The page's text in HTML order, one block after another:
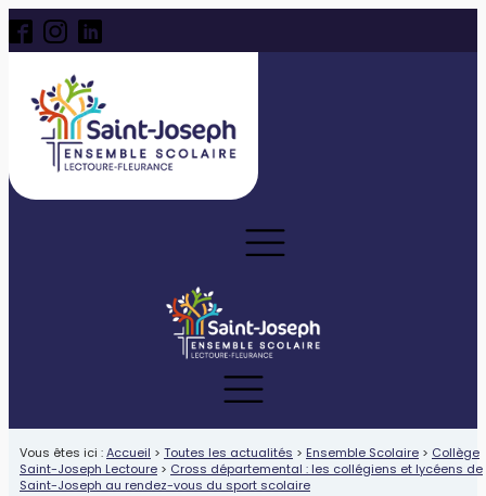
Vous êtes ici :Accueil > Toutes les actualités > Ensemble Scolaire > Collège
Saint-Joseph Lectoure > Cross départemental : les collégiens et lycéens de
Saint-Joseph au rendez-vous du sport scolaire